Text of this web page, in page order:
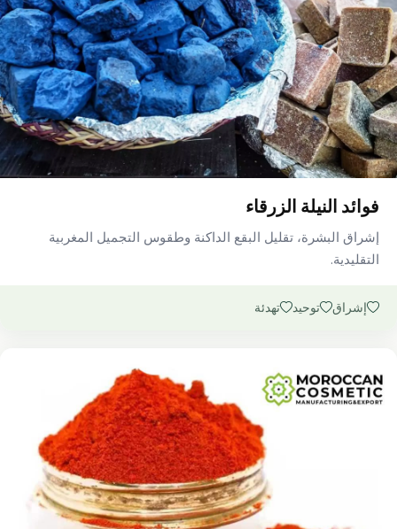
فوائد النيلة الزرقاء
إشراق البشرة، تقليل البقع الداكنة وطقوس التجميل المغربية
التقليدية.
إشراق توحيد تهدئة